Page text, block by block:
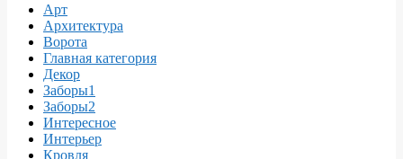
Арт
Архитектура
Ворота
Главная категория
Декор
Заборы1
Заборы2
Интересное
Интерьер
Кровля